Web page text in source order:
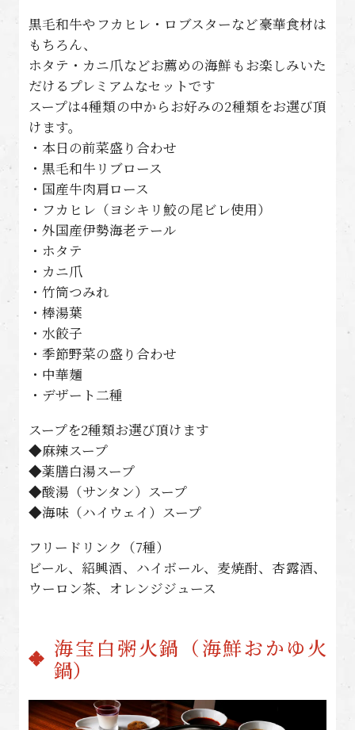
黒毛和牛やフカヒレ・ロブスターなど豪華食材は
もちろん、
ホタテ・カニ爪などお薦めの海鮮もお楽しみいた
だけるプレミアムなセットです
スープは4種類の中からお好みの2種類をお選び頂
けます。
・本日の前菜盛り合わせ
・黒毛和牛リブロース
・国産牛肉肩ロース
・フカヒレ（ヨシキリ鮫の尾ビレ使用）
・外国産伊勢海老テール
・ホタテ
・カニ爪
・竹筒つみれ
・棒湯葉
・水餃子
・季節野菜の盛り合わせ
・中華麺
・デザート二種
スープを2種類お選び頂けます
◆麻辣スープ
◆薬膳白湯スープ
◆酸湯（サンタン）スープ
◆海味（ハイウェイ）スープ
フリードリンク（7種）
ビール、紹興酒、ハイボール、麦焼酎、杏露酒、
ウーロン茶、オレンジジュース
海宝白粥火鍋（海鮮おかゆ火
鍋）